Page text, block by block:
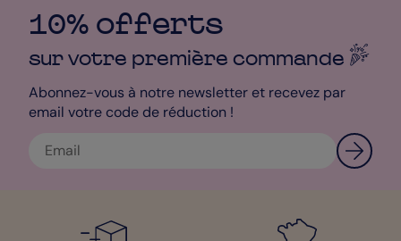
10% offerts
sur votre première commande
Abonnez-vous à notre newsletter et recevez par
email votre code de réduction !